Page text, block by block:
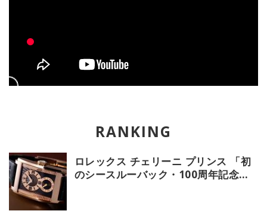
ロレックス チェリーニ プリンス 「初
のシースルーバック・100周年記念モ